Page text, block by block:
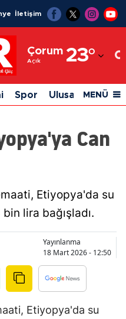
İletişim
Çorum
Açık 23°
Adıyaman
Afyonkarahisar
Ağrı
Amasya
Artvin
Aydın
Balıkesir
Bilecik
Spor Ulusal Siyaset
MENÜ
Can
Etiyopya'da su
lira bağışladı.
Yayınlanma
18 Mart 2026 - 12:50
Etiyopya'da su